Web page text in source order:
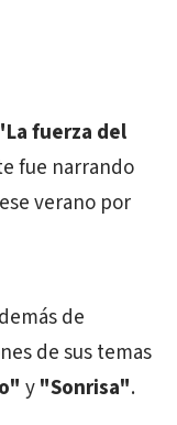
fuerza del
fue narrando
verano por
de
de sus temas
y"Sonrisa".